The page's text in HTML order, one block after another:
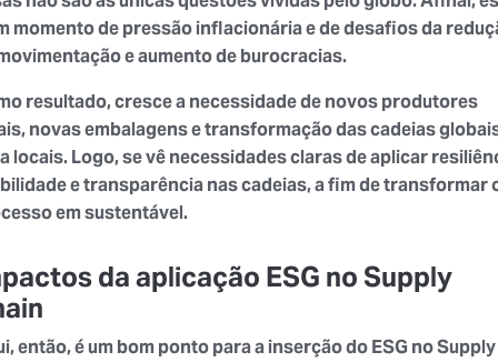
momento de pressão inflacionária e de desafios da
e aumento de burocracias.
resultado, cresce a necessidade de novos produtores
novas embalagens e transformação das cadeias
locais. Logo, se vê necessidades claras de aplicar
e transparência nas cadeias, a fim de transformar
em sustentável.
da aplicação ESG no Supply
então, é um bom ponto para a inserção do ESG no Supply